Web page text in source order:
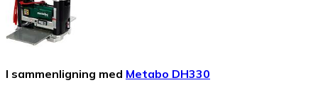
I sammenligning med Metabo DH330